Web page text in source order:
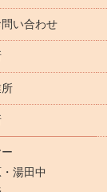
い合わせ
湯田中